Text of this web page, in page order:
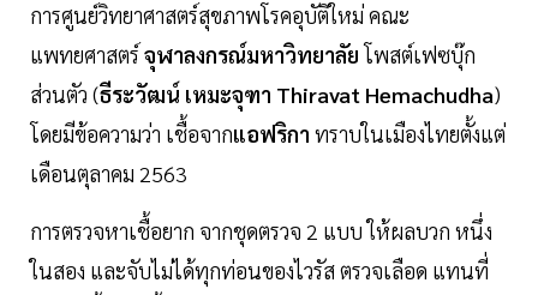
การศูนย์วิทยาศาสตร์สุขภาพโรคอุบัติใหม่ คณะ
แพทยศาสตร์ จุฬาลงกรณ์มหาวิทยาลัยโพสต์เฟซบุ๊ก
ส่วนตัว (ธีระวัฒน์ เหมะจุฑา Thiravat Hemachudha)
โดยมีข้อความว่า เชื้อจากแอฟริกา ทราบในเมืองไทยตั้งแต่
เดือนตุลาคม 2563
การตรวจหาเชื้อยาก จากชุดตรวจ 2 แบบ ให้ผลบวก หนึ่ง
ในสอง และจับไม่ได้ทุกท่อนของไวรัส ตรวจเลือด แทนที่